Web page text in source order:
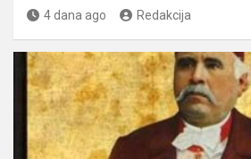
4 dana ago Redakcija